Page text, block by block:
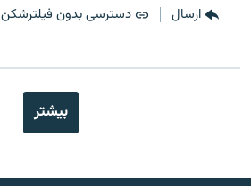
ارسال دسترسی بدون فیلترشکن
بیشتر